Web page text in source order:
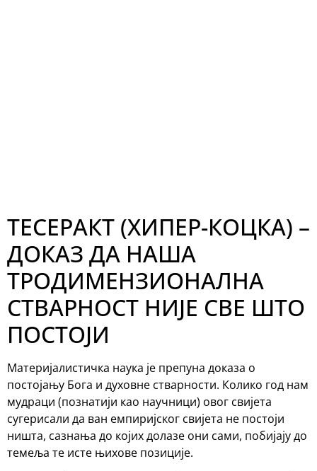
ТЕСЕРАКТ (ХИПЕР-КОЦКА) –
ДОКАЗ ДА НАША
ТРОДИМЕНЗИОНАЛНА
СТВАРНОСТ НИЈЕ СВЕ ШТО
ПОСТОЈИ
Материјалистичка наука је препуна доказа о
постојању Бога и духовне стварности. Колико год нам
мудраци (познатији као научници) овог свијета
сугерисали да ван емпиријског свијета не постоји
ништа, сазнања до којих долазе они сами, побијају до
темеља те исте њихове позиције.